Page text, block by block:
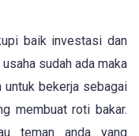
baik investasi dan
sudah ada maka
untuk bekerja sebagai
membuat roti bakar.
teman anda yang